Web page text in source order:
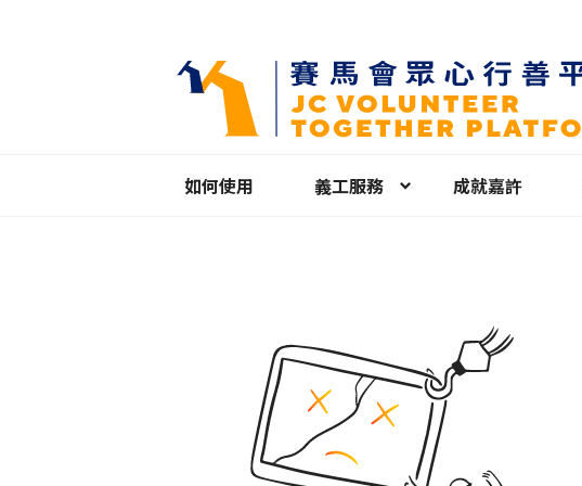
如何使用 義工服務 成就嘉許